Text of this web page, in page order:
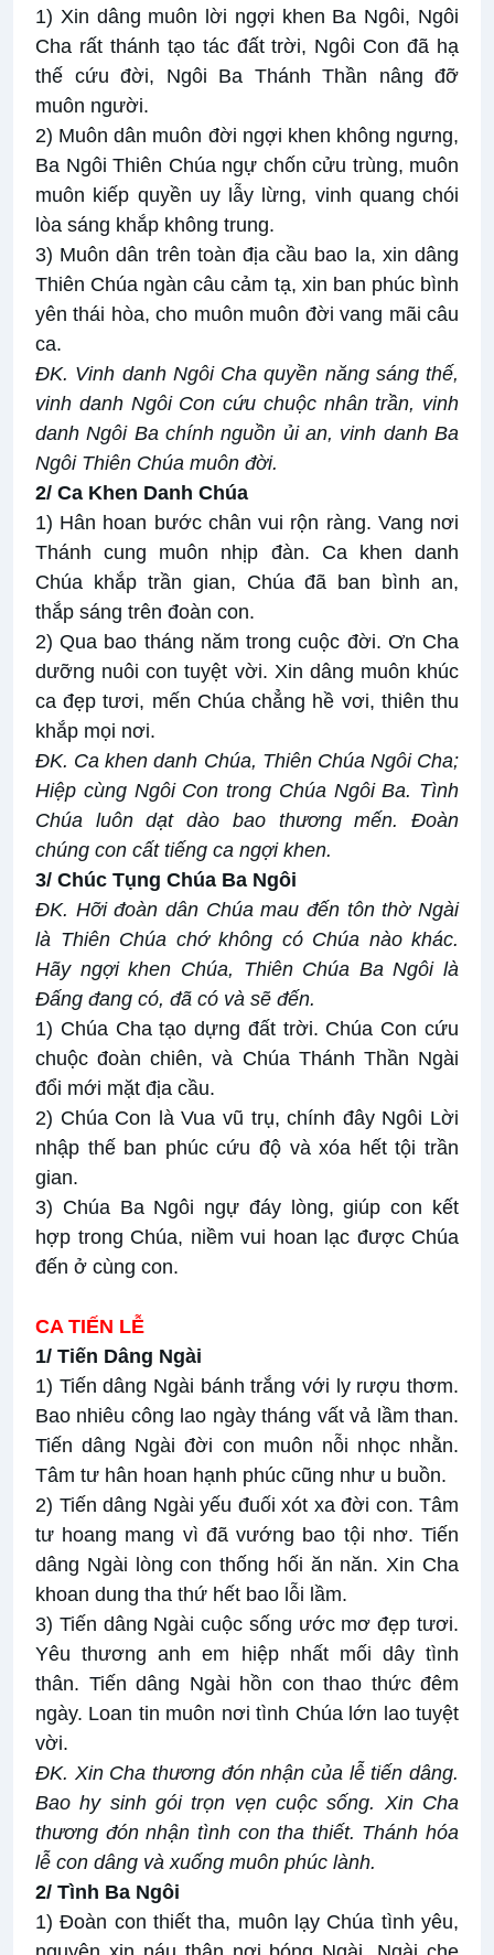
1) Xin dâng muôn lời ngợi khen Ba Ngôi, Ngôi
Cha rất thánh tạo tác đất trời, Ngôi Con đã hạ
thế cứu đời, Ngôi Ba Thánh Thần nâng đỡ
muôn người.
2) Muôn dân muôn đời ngợi khen không ngưng,
Ba Ngôi Thiên Chúa ngự chốn cửu trùng, muôn
muôn kiếp quyền uy lẫy lừng, vinh quang chói
lòa sáng khắp không trung.
3) Muôn dân trên toàn địa cầu bao la, xin dâng
Thiên Chúa ngàn câu cảm tạ, xin ban phúc bình
yên thái hòa, cho muôn muôn đời vang mãi câu
ca.
ĐK. Vinh danh Ngôi Cha quyền năng sáng thế,
vinh danh Ngôi Con cứu chuộc nhân trần, vinh
danh Ngôi Ba chính nguồn ủi an, vinh danh Ba
Ngôi Thiên Chúa muôn đời.
2/ Ca Khen Danh Chúa
1) Hân hoan bước chân vui rộn ràng. Vang nơi
Thánh cung muôn nhịp đàn. Ca khen danh
Chúa khắp trần gian, Chúa đã ban bình an,
thắp sáng trên đoàn con.
2) Qua bao tháng năm trong cuộc đời. Ơn Cha
dưỡng nuôi con tuyệt vời. Xin dâng muôn khúc
ca đẹp tươi, mến Chúa chẳng hề vơi, thiên thu
khắp mọi nơi.
ĐK. Ca khen danh Chúa, Thiên Chúa Ngôi Cha;
Hiệp cùng Ngôi Con trong Chúa Ngôi Ba. Tình
Chúa luôn dạt dào bao thương mến. Đoàn
chúng con cất tiếng ca ngợi khen.
3/ Chúc Tụng Chúa Ba Ngôi
ĐK. Hỡi đoàn dân Chúa mau đến tôn thờ Ngài
là Thiên Chúa chớ không có Chúa nào khác.
Hãy ngợi khen Chúa, Thiên Chúa Ba Ngôi là
Đấng đang có, đã có và sẽ đến.
1) Chúa Cha tạo dựng đất trời. Chúa Con cứu
chuộc đoàn chiên, và Chúa Thánh Thần Ngài
đổi mới mặt địa cầu.
2) Chúa Con là Vua vũ trụ, chính đây Ngôi Lời
nhập thế ban phúc cứu độ và xóa hết tội trần
gian.
3) Chúa Ba Ngôi ngự đáy lòng, giúp con kết
hợp trong Chúa, niềm vui hoan lạc được Chúa
đến ở cùng con.
CA TIẾN LỄ
1/ Tiến Dâng Ngài
1) Tiến dâng Ngài bánh trắng với ly rượu thơm.
Bao nhiêu công lao ngày tháng vất vả lầm than.
Tiến dâng Ngài đời con muôn nỗi nhọc nhằn.
Tâm tư hân hoan hạnh phúc cũng như u buồn.
2) Tiến dâng Ngài yếu đuối xót xa đời con. Tâm
tư hoang mang vì đã vướng bao tội nhơ. Tiến
dâng Ngài lòng con thống hối ăn năn. Xin Cha
khoan dung tha thứ hết bao lỗi lầm.
3) Tiến dâng Ngài cuộc sống ước mơ đẹp tươi.
Yêu thương anh em hiệp nhất mối dây tình
thân. Tiến dâng Ngài hồn con thao thức đêm
ngày. Loan tin muôn nơi tình Chúa lớn lao tuyệt
vời.
ĐK. Xin Cha thương đón nhận của lễ tiến dâng.
Bao hy sinh gói trọn vẹn cuộc sống. Xin Cha
thương đón nhận tình con tha thiết. Thánh hóa
lễ con dâng và xuống muôn phúc lành.
2/ Tình Ba Ngôi
1) Đoàn con thiết tha, muôn lạy Chúa tình yêu,